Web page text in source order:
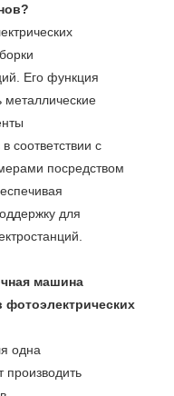
Его функция
металлические
соответствии с
посредством
для
машина
фотоэлектрических
одна